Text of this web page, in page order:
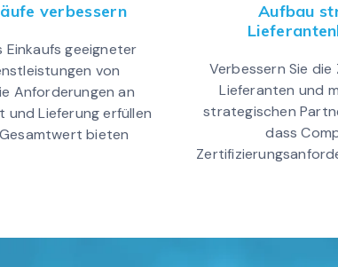
verbessern
Einkaufs geeigneter
von
Anforderungen an
und Lieferung erfüllen
bieten
Aufbau
Verbessern Sie
Lieferanten und
strategischen
dass